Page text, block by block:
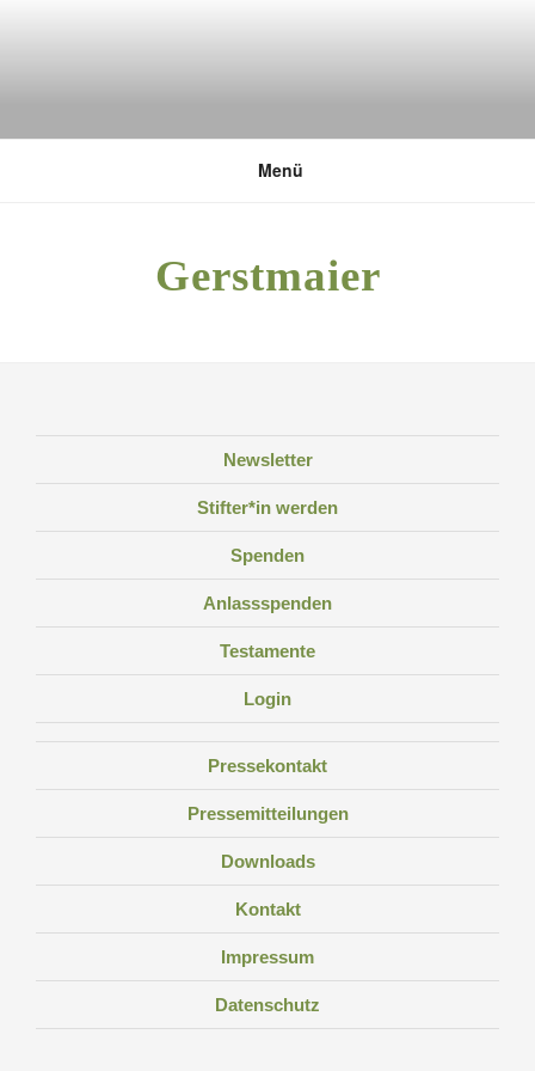
DEUTSCHE UMWELTSTIFTUNG
Menü
Gerstmaier
Newsletter
Stifter*in werden
Spenden
Anlassspenden
Testamente
Login
Pressekontakt
Pressemitteilungen
Downloads
Kontakt
Impressum
Datenschutz